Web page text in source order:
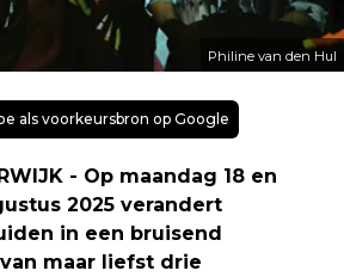
Philine van den Hul
als voorkeursbron op Google
- Op maandag 18 en
2025 verandert
in een bruisend
maar liefst drie